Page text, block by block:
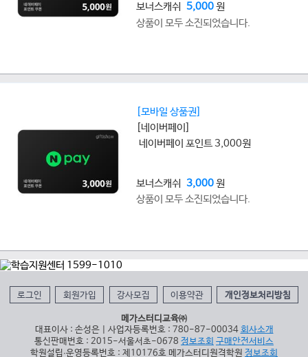
보너스캐쉬 5,000원
상품이 모두 소진되었습니다.
[모바일 상품권]
[네이버페이]
네이버페이 포인트 3,000원
보너스캐쉬 3,000원
상품이 모두 소진되었습니다.
로그인 회원가입 강사모집 이용약관 개인정보처리방침
메가스터디교육㈜
대표이사 : 손성은 | 사업자등록번호 : 780-87-00034 회사소개
통신판매번호 : 2015-서울서초-0678 정보조회 구매안전서비스
학원설립∙운영등록번호 : 제10176호 메가스터디원격학원 정보조회